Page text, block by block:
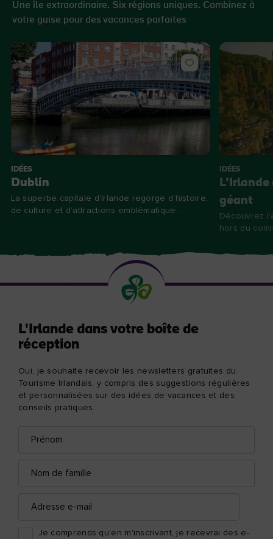
Une île extraordinaire. Six régions uniques. Combinez à
votre guise pour des vacances parfaites
IDÉES
Dublin
La superbe capitale d’Irlande regorge d’histoire,
de culture et d’attractions emblématique...
IDÉES
géant
Découvrez
hors du
L'Irlande dans votre boîte de
réception
Oui, je souhaite recevoir les newsletters gratuites du
Tourisme Irlandais, y compris des suggestions régulières
et personnalisées sur des idées de vacances et des
conseils pratiques.
Je comprends qu'en m'inscrivant, je recevrai des e-